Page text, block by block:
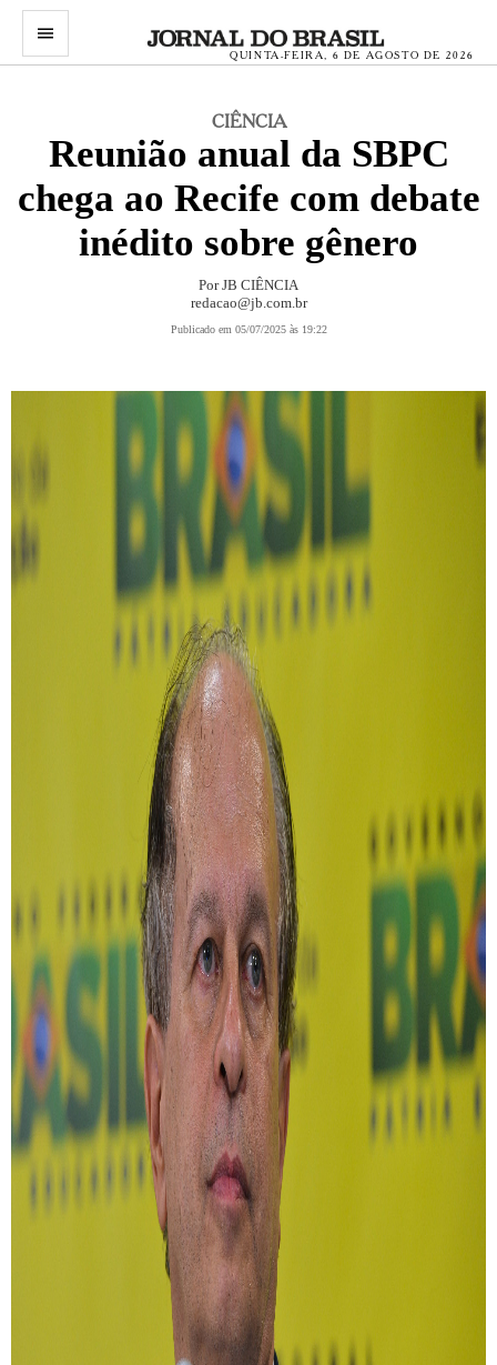
menu
QUINTA-FEIRA, 6 DE AGOSTO DE 2026
CIÊNCIA
Reunião anual da SBPC
chega ao Recife com debate
inédito sobre gênero
Por JB CIÊNCIA
redacao@jb.com.br
Publicado em 05/07/2025 às 19:22